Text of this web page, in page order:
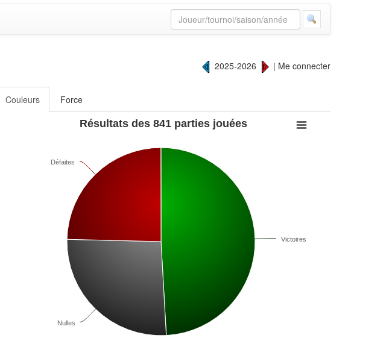
2025-2026 | Me connecter
Couleurs
Force
Résultats des 841 parties jouées
Victoires
Nulles
Défaites